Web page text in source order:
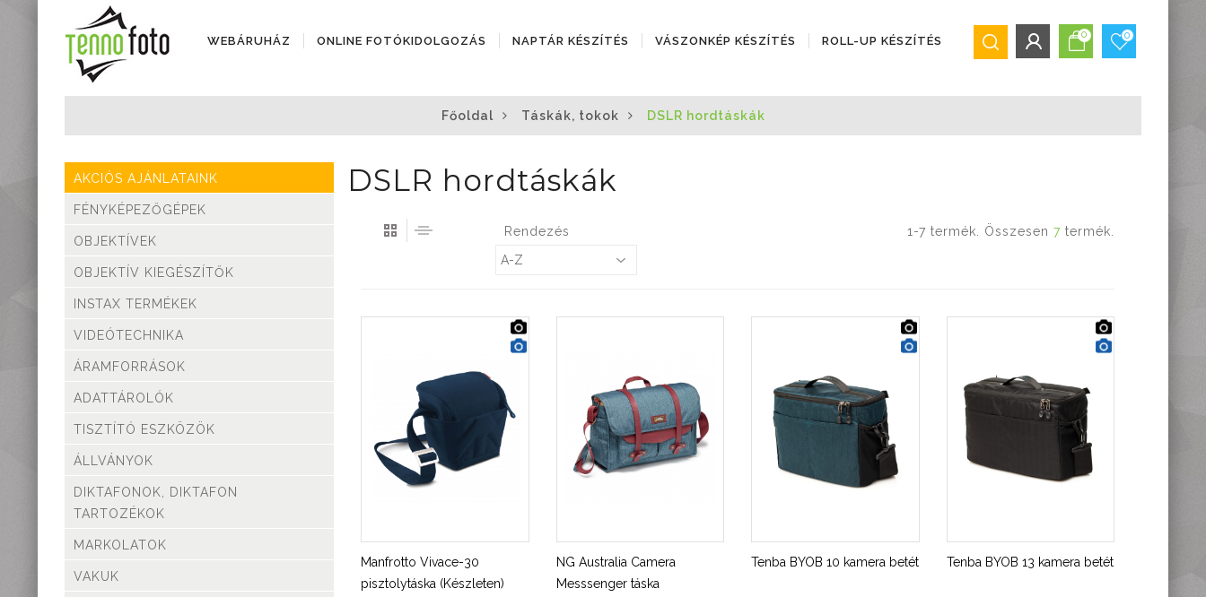
WEBÁRUHÁZ
Objektívek
Tisztító eszközök
ONLINE FOTÓKIDOLGOZÁS NAPTÁR KÉSZÍTÉS VÁSZONKÉP KÉSZÍTÉS ROLL-UP KÉSZÍTÉS
Bejelentkezés
0 0
Főoldal Táskák, tokok DSLR hordtáskák
DSLR hordtáskák
Rendezés 1-7 termék. Összesen 7 termék.
Manfrotto Vivace-30
pisztolytáska (Készleten)
NG Australia Camera
Messsenger táska
Tenba BYOB 10 kamera betét Tenba BYOB 13 kamera betét
AKCIÓS AJÁNLATAINK
FÉNYKÉPEZŐGÉPEK
OBJEKTÍVEK
OBJEKTÍV KIEGÉSZÍTŐK
INSTAX TERMÉKEK
VIDEÓTECHNIKA
ÁRAMFORRÁSOK
ADATTÁROLÓK
TISZTÍTÓ ESZKÖZÖK
ÁLLVÁNYOK
DIKTAFONOK, DIKTAFON
TARTOZÉKOK
MARKOLATOK
VAKUK